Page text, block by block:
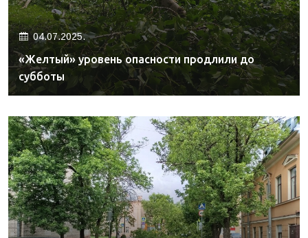
04.07.2025.
«Желтый» уровень опасности продлили до
субботы